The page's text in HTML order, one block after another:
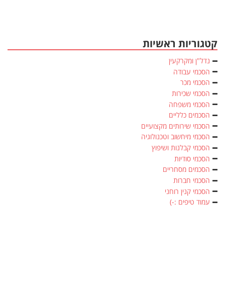
קטגוריות ראשיות
נדל"ן ומקרקעין
הסכמי עבודה
הסכמי מכר
הסכמי שכירות
הסכמי משפחה
הסכמים כלליים
הסכמי שירותים מקצועיים
הסכמי מיחשוב וטכנולוגיה
הסכמי קבלנות ושיפוץ
הסכמי סודיות
הסכמים מסחריים
הסכמי חברות
הסכמי קנין רוחני
עמוד טיפים :-)